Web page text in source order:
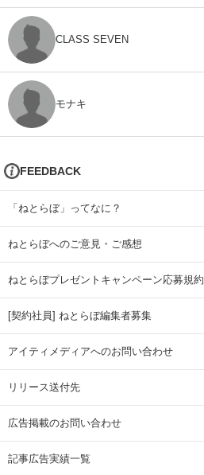
CLASS SEVEN
モナキ
FEEDBACK
「ねとらぼ」ってなに？
ねとらぼへのご意見・ご感想
ねとらぼプレゼントキャンペーン応募規約
[契約社員] ねとらぼ編集者募集
アイティメディアへのお問い合わせ
リリース送付先
広告掲載のお問い合わせ
記事広告実績一覧